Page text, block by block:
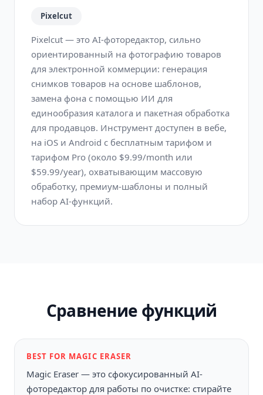
Pixelcut
Pixelcut — это AI-фоторедактор, сильно
ориентированный на фотографию товаров
для электронной коммерции: генерация
снимков товаров на основе шаблонов,
замена фона с помощью ИИ для
единообразия каталога и пакетная обработка
для продавцов. Инструмент доступен в вебе,
на iOS и Android с бесплатным тарифом и
тарифом Pro (около $9.99/month или
$59.99/year), охватывающим массовую
обработку, премиум-шаблоны и полный
набор AI-функций.
Сравнение функций
BEST FOR MAGIC ERASER
Magic Eraser — это сфокусированный AI-
фоторедактор для работы по очистке: стирайте